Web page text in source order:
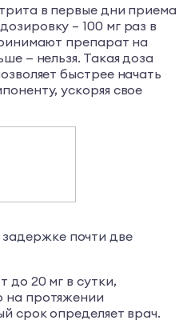
в первые дни приема
– 100 мг раз в
препарат на
— нельзя. Такая доза
быстрее начать
ускоряя свое
почти две
20 мг в сутки,
на протяжении
срок определяет врач.